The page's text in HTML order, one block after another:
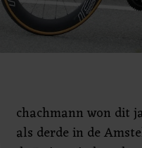
chachmann won dit
als derde in de